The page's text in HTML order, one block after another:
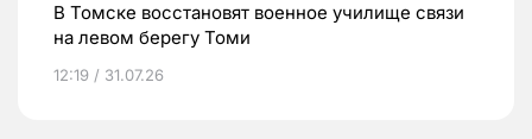
В Томске восстановят военное училище связи
на левом берегу Томи
12:19 / 31.07.26